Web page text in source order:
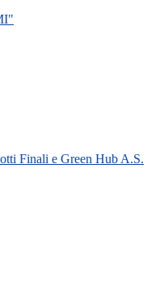
Finali e Green Hub A.S.